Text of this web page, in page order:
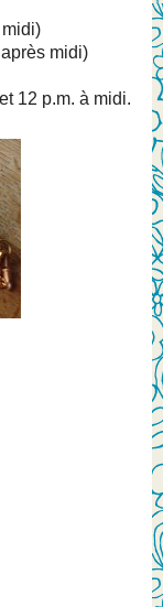
après midi)
12 p.m. à midi.